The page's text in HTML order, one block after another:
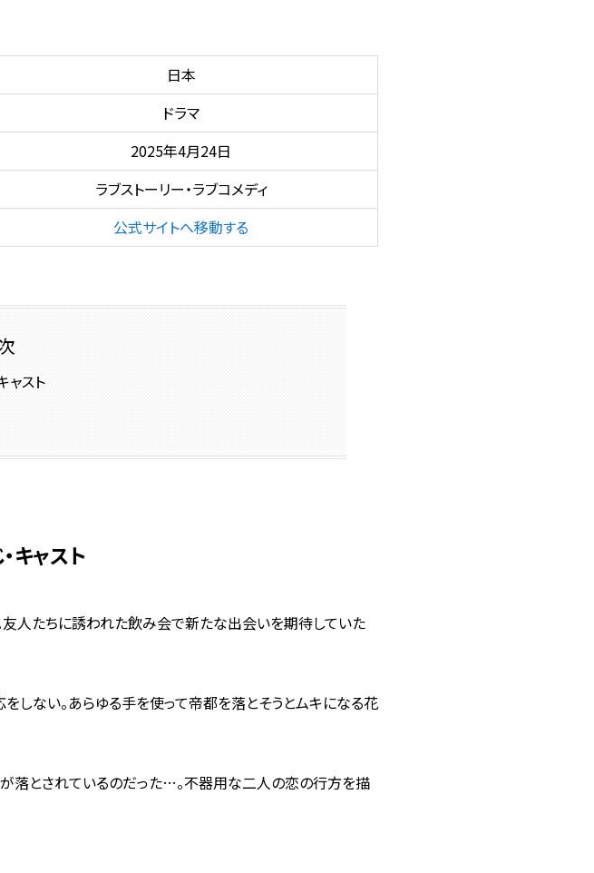
日本
ドラマ
2025年4月24日
ラブストーリー・ラブコメディ
公式サイトへ移動する
ャスト
キャスト
人たちに誘われた飲み会で新たな出会いを期待していた
ない。あらゆる手を使って帝都を落とそうとムキになる花
落とされているのだった…。不器用な二人の恋の行方を描